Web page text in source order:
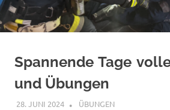
Spannende Tage
und Übungen
28. JUNI 2024 FFWRIETZ
ÜBUNGEN